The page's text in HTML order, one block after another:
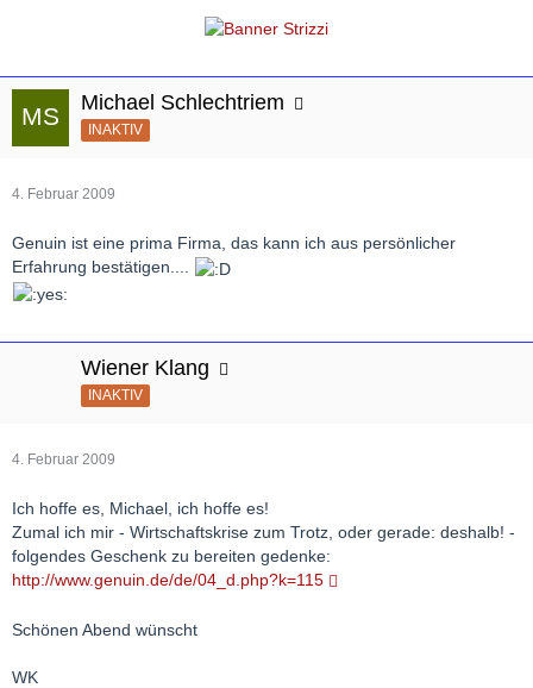
Michael Schlechtriem
INAKTIV
4. Februar 2009
Genuin ist eine prima Firma, das kann ich aus persönlicher
Erfahrung bestätigen....
Wiener Klang
INAKTIV
4. Februar 2009
Ich hoffe es, Michael, ich hoffe es!
Zumal ich mir - Wirtschaftskrise zum Trotz, oder gerade: deshalb! -
folgendes Geschenk zu bereiten gedenke:
http://www.genuin.de/de/04_d.php?k=115
Schönen Abend wünscht
WK